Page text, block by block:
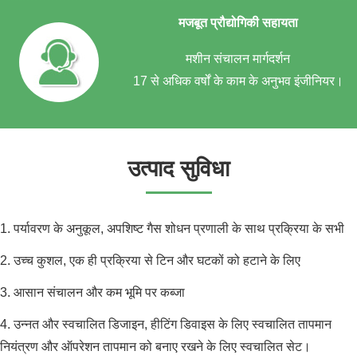
मजबूत प्रौद्योगिकी सहायता
मशीन संचालन मार्गदर्शन
17 से अधिक वर्षों के काम के अनुभव इंजीनियर।
उत्पाद सुविधा
1. पर्यावरण के अनुकूल, अपशिष्ट गैस शोधन प्रणाली के साथ प्रक्रिया के सभी
2. उच्च कुशल, एक ही प्रक्रिया से टिन और घटकों को हटाने के लिए
3. आसान संचालन और कम भूमि पर कब्जा
4. उन्नत और स्वचालित डिजाइन, हीटिंग डिवाइस के लिए स्वचालित तापमान
नियंत्रण और ऑपरेशन तापमान को बनाए रखने के लिए स्वचालित सेट।